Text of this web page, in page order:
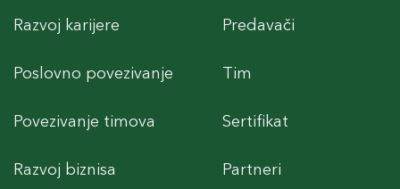
Razvoj karijere
Poslovno povezivanje
Povezivanje timova
Razvoj biznisa
Predavači
Tim
Sertifikat
Partneri